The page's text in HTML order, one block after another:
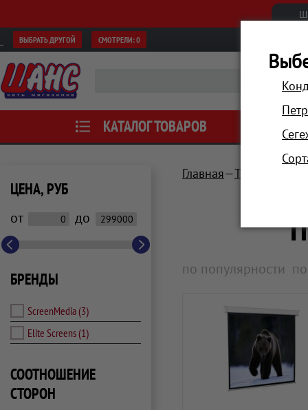
ВЫБРАТЬ ДРУГОЙ СМОТРЕЛИ:0
КАТАЛОГ ТОВАРОВ АКЦИИ
ЦЕНА, РУБ
от до
БРЕНДЫ
ScreenMedia(3)
Elite Screens(1)
СООТНОШЕНИЕ
СТОРОН
Главная Телевизоры,
по популярности